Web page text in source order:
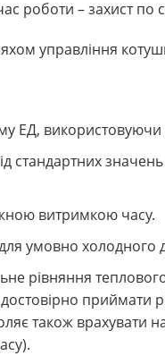
роботи – захист по
управління
ЕД,
стандартних
витримкою часу.
умовно холодного
рівняння
приймати
також врахувати